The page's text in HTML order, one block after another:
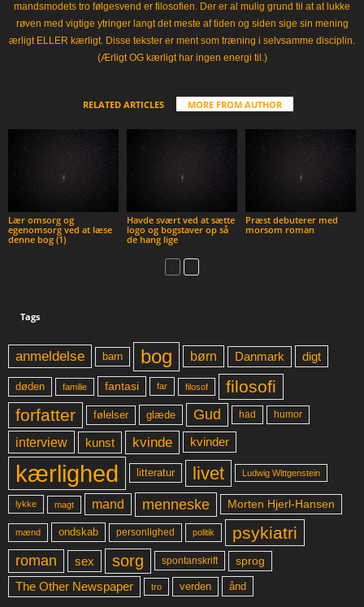
mandsmodets tro følgesvend er filosofien. Der er al mulig grund til at at lukke
røven med vigtige ytringer langt det meste af tiden og siden sige sin mening
ærligt ELLER kærligt. Disse tekster er ment som træning i selvsamme disciplin.
(Ærligt OG kærligt har ingen energi til.)
RELATED ARTICLES MORE FROM AUTHOR
Lær omsorg og
egenomsorg ved at læse
denne bog (1)
Havde svært ved at sætte
logo og bogstaver op så
de hang lige
Præst debuterer med
morsom roman
Tags
anmeldelse barn bog børn Danmark digt
døden familie fantasi far filosof
filosofi
forfatter
følelser glæde Gud had humor
interview kunst kvinde kvinder
kærlighed litteratur livet Ludwig Wittgenstein
lykke magt mand menneske Morten Hjerl-Hansen
mænd ondskab personlighed politik psykiatri
roman sex sorg spontanskrift sprog
The Other Newspaper tro verden ånd